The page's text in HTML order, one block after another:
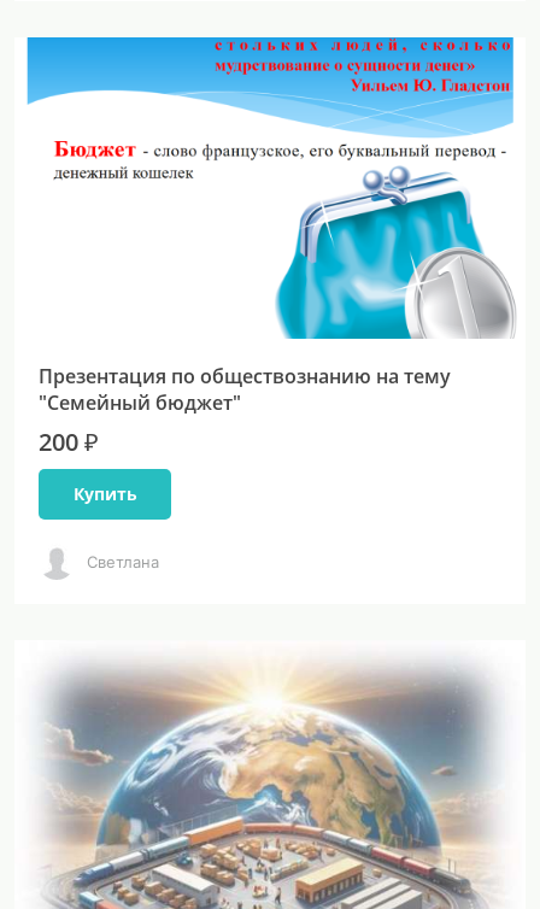
Презентация по обществознанию на тему
"Семейный бюджет"
200 ₽
Купить
Светлана